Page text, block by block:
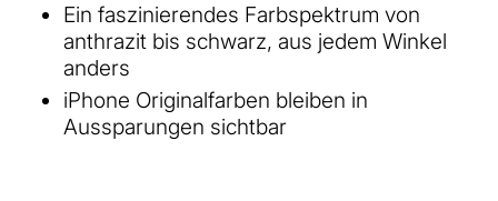
Ein faszinierendes Farbspektrum von
anthrazit bis schwarz, aus jedem Winkel
anders
iPhone Originalfarben bleiben in
Aussparungen sichtbar